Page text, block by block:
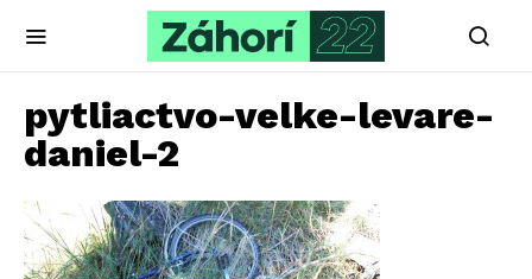
pytliactvo-velke-levare-
daniel-2